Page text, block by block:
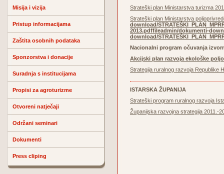
Misija i vizija
Pristup informacijama
Zaštita osobnih podataka
Sponzorstva i donacije
Suradnja s institucijama
Propisi za agroturizme
Otvoreni natječaji
Održani seminari
Dokumenti
Press cliping
Strateški plan Ministarstva turizma
Strateški plan Ministarstva
download/
2013.pdffileadmin/dokumenti-
download/
Nacionalni program očuvanja
Akcijski plan razvoja ekološke
Strategija ruralnog razvoja Republike
ISTARSKA ŽUPANIJA
Strateški program ruralnog razvoja
Županijska razvojna strategija 2011.-